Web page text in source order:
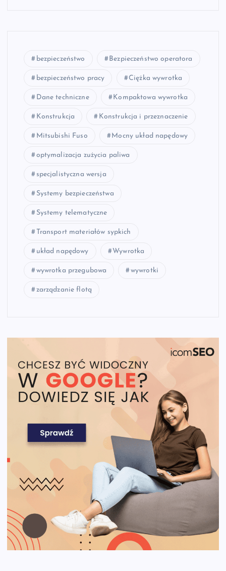
bezpieczeństwo Bezpieczeństwo operatora
bezpieczeństwo pracy Ciężka wywrotka
Dane techniczne Kompaktowa wywrotka
Konstrukcja Konstrukcja i przeznaczenie
Mitsubishi Fuso Mocny układ napędowy
optymalizacja zużycia paliwa
specjalistyczna wersja
Systemy bezpieczeństwa
Systemy telematyczne
Transport materiałów sypkich
układ napędowy Wywrotka
wywrotka przegubowa wywrotki
zarządzanie flotą